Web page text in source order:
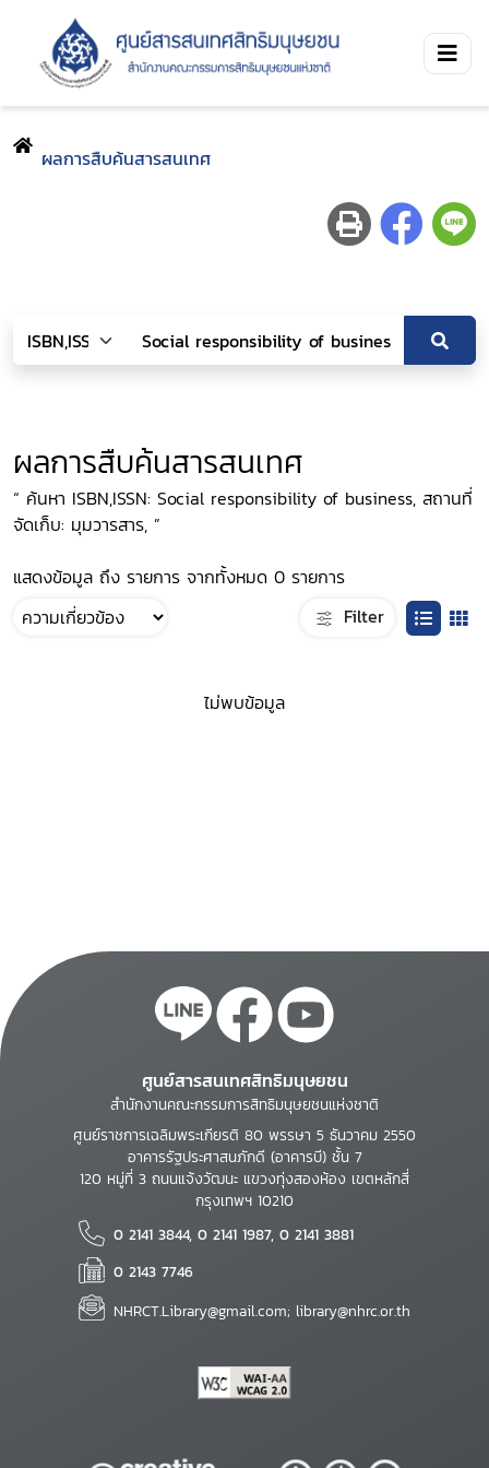
ผลการสืบค้นสารสนเทศ
ผลการสืบค้นสารสนเทศ
“ ค้นหา ISBN,ISSN: Social responsibility of business, สถานที่
จัดเก็บ: มุมวารสาร, ”
แสดงข้อมูล ถึง รายการ จากทั้งหมด 0 รายการ
Filter
ไม่พบข้อมูล
ศูนย์สารสนเทศสิทธิมนุษยชน
สำนักงานคณะกรรมการสิทธิมนุษยชนแห่งชาติ
ศูนย์ราชการเฉลิมพระเกียรติ 80 พรรษา 5 ธันวาคม 2550
อาคารรัฐประศาสนภักดี (อาคารบี) ชั้น 7
120 หมู่ที่ 3 ถนนแจ้งวัฒนะ แขวงทุ่งสองห้อง เขตหลักสี่
กรุงเทพฯ 10210
0 2141 3844, 0 2141 1987, 0 2141 3881
0 2143 7746
NHRCT.Library@gmail.com; library@nhrc.or.th